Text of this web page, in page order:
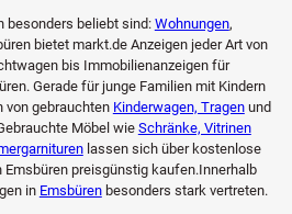
besonders beliebt sind: Wohnungen,
bietet markt.de Anzeigen jeder Art von
bis Immobilienanzeigen für
Gerade für junge Familien mit Kindern
von gebrauchten Kinderwagen, Tragenund
Möbel wie Schränke, Vitrinen
lassen sich über kostenlose
Emsbüren preisgünstig kaufen.Innerhalb
in Emsbürenbesonders stark vertreten.